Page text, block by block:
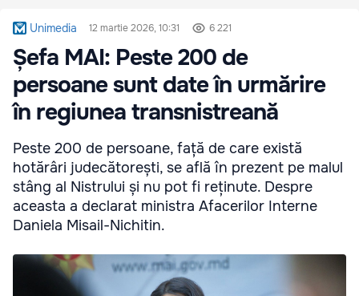
Unimedia 12 martie 2026, 10:31 6 221
Șefa MAI: Peste 200 de
persoane sunt date în urmărire
în regiunea transnistreană
Peste 200 de persoane, față de care există
hotărâri judecătorești, se află în prezent pe malul
stâng al Nistrului și nu pot fi reținute. Despre
aceasta a declarat ministra Afacerilor Interne
Daniela Misail-Nichitin.